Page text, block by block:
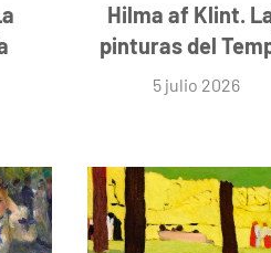
Hilma af Klint.
pinturas del
5 julio 2026